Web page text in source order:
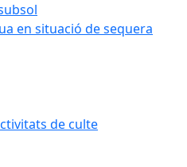
en situació de sequera
de culte